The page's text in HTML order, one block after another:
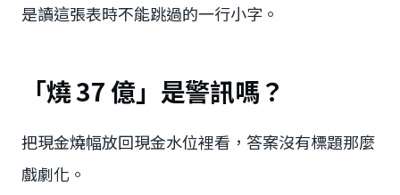
是讀這張表時不能跳過的一行小字。
「燒 37 億」是警訊嗎？
把現金燒幅放回現金水位裡看，答案沒有標題那麼
戲劇化。